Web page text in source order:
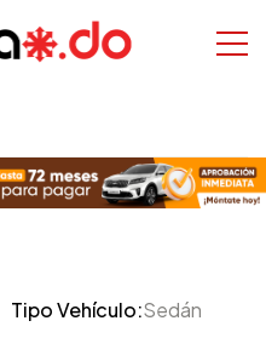
Tipo Vehículo:Sedán